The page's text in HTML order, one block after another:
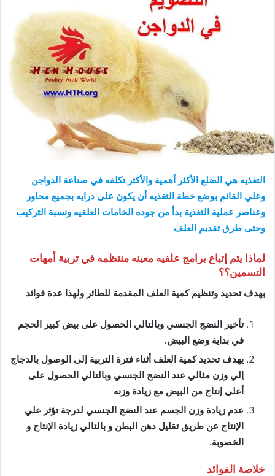
التغذيه هي الضلع الأكثر أهمية والأكثر تكلفه في صناعة الدواجن
وعلي القائم بوضع خطة التغذيه أن يكون على درايه بجميع محاور
وعناصر عملية التغذية بدأ من جوده الخامات العلفيه ونسبة التركيب
وحتى طرق تقديم العلف
لماذا يتم إتباع برامج علفيه معينه منتظمه في تربية أمهات
التسمين؟؟
بهدف تحديد وتنظيم كمية العلف المقدمة للطائر ولهذا عدة فوائد
تأخير النضج الجنسي وبالتالي الحصول على بيض كبير الحجم
في بداية وضع البيض.
يهدف تحديد كمية العلف أثناء فترة التربية إلى الوصول بالدجاج
إلي وزن مثالي عند النضج الجنسي وبالتالي الحصول على
أعلى إنتاج من البيض مع زيادة وزنه
عدم زيادة وزن الجسم عند النضج الجنسي لدرجة تؤثر علي
الإنتاج عن طريق تقليل دهن البطن و بالتالي زيادة الإنتاج و
الخصوبة.
خلاصة الفوائد